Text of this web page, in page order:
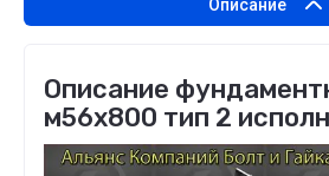
Описание
Описание
м56х800 тип 2